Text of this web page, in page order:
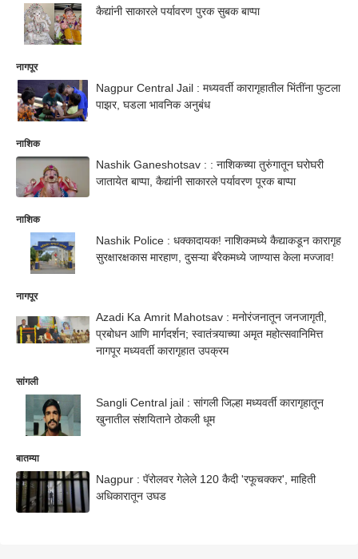
कैद्यांनी साकारले पर्यावरण पुरक सुबक बाप्पा
नागपूर
Nagpur Central Jail : मध्यवर्ती कारागृहातील भिंतींना फुटला
पाझर, घडला भावनिक अनुबंध
नाशिक
Nashik Ganeshotsav : : नाशिकच्या तुरुंगातून घरोघरी
जातायेत बाप्पा, कैद्यांनी साकारले पर्यावरण पूरक बाप्पा
नाशिक
Nashik Police : धक्कादायक! नाशिकमध्ये कैद्याकडून कारागृह
सुरक्षारक्षकास मारहाण, दुसऱ्या बॅरेकमध्ये जाण्यास केला मज्जाव!
नागपूर
Azadi Ka Amrit Mahotsav : मनोरंजनातून जनजागृती,
प्रबोधन आणि मार्गदर्शन; स्वातंत्र्याच्या अमृत महोत्सवानिमित्त
नागपूर मध्यवर्ती कारागृहात उपक्रम
सांगली
Sangli Central jail : सांगली जिल्हा मध्यवर्ती कारागृहातून
खुनातील संशयिताने ठोकली धूम
बातम्या
Nagpur : पॅरोलवर गेलेले 120 कैदी 'रफूचक्कर', माहिती
अधिकारातून उघड